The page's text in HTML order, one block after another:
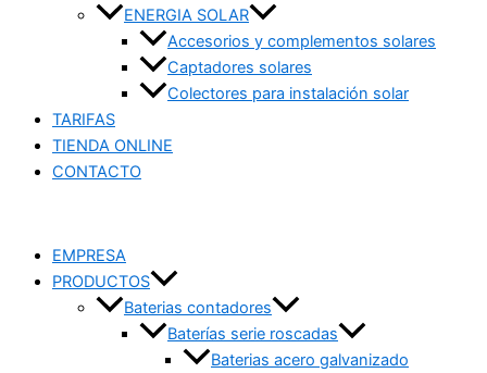
ENERGIA SOLAR
Accesorios y complementos solares
Captadores solares
Colectores para instalación solar
TARIFAS
TIENDA ONLINE
CONTACTO
EMPRESA
PRODUCTOS
Baterias contadores
Baterías serie roscadas
Baterias acero galvanizado